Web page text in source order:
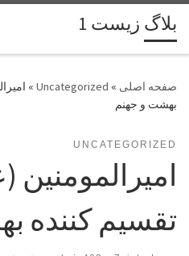
بلاگ زیست 1
»
Uncategorized
»
بهشت و جهنم
UNCATEGORIZED
امیرالمومنین
تقسیم کننده